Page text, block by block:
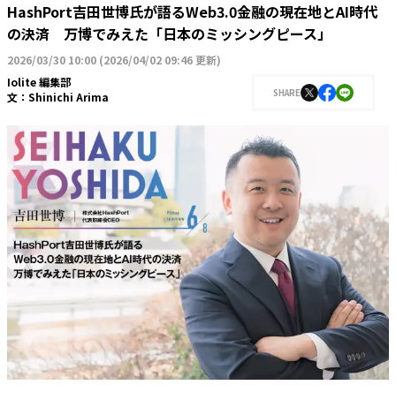
HashPort吉田世博氏が語るWeb3.0金融の現在地とAI時代
の決済 万博でみえた「日本のミッシングピース」
2026/03/30 10:00 (2026/04/02 09:46 更新)
Iolite 編集部
文： Shinichi Arima SHARE